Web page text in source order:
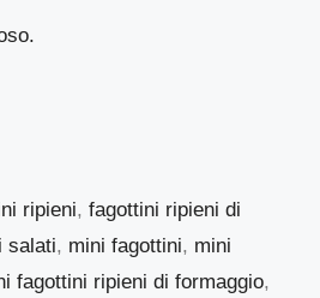
ripieni,fagottini ripieni di
salati, mini fagottini, mini
fagottini ripieni di formaggio,